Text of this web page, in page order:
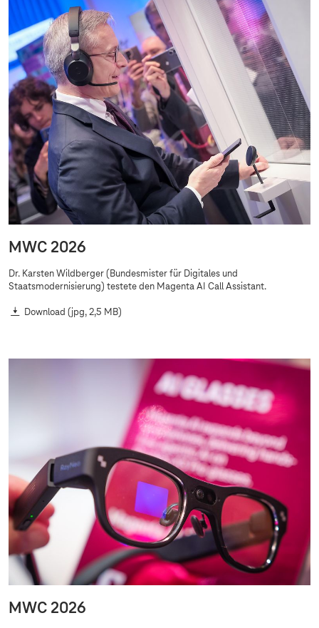
MWC 2026
Dr. Karsten Wildberger (Bundesmister für Digitales und
Staatsmodernisierung) testete den Magenta AI Call Assistant.
Download (jpg, 2,5 MB)
MWC 2026